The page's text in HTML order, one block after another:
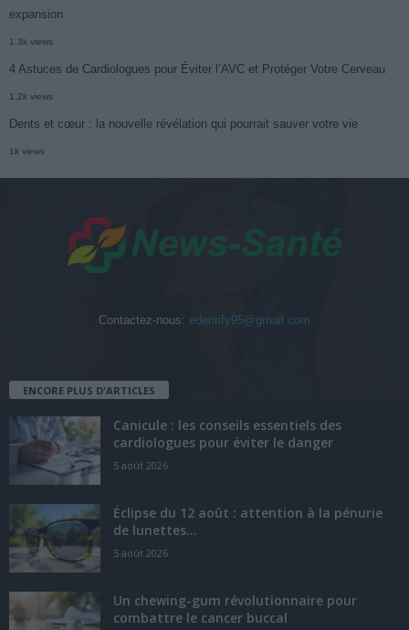
expansion
1.3k views
4 Astuces de Cardiologues pour Éviter l’AVC et Protéger Votre Cerveau
1.2k views
Dents et cœur : la nouvelle révélation qui pourrait sauver votre vie
1k views
Contactez-nous: edentify95@gmail.com
ENCORE PLUS D'ARTICLES
Canicule : les conseils essentiels des
cardiologues pour éviter le danger
5 août 2026
Éclipse du 12 août : attention à la pénurie
de lunettes...
5 août 2026
Un chewing-gum révolutionnaire pour
combattre le cancer buccal